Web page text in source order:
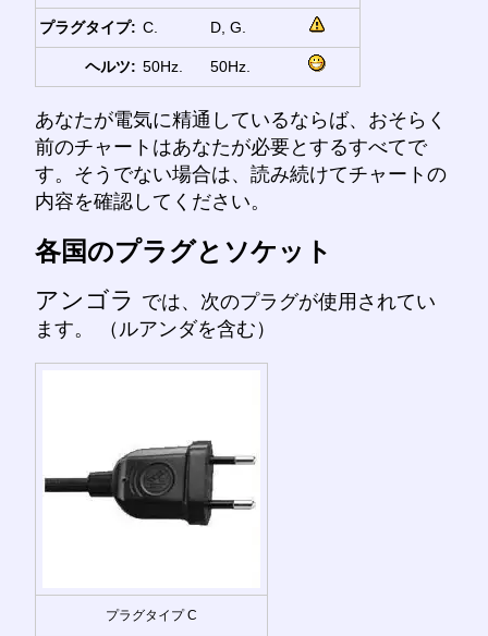
プラグタイプ: C. D, G.
ヘルツ: 50Hz. 50Hz.
あなたが電気に精通しているならば、おそらく
前のチャートはあなたが必要とするすべてで
す。そうでない場合は、読み続けてチャートの
内容を確認してください。
各国のプラグとソケット
アンゴラ では、次のプラグが使用されてい
ます。 （ルアンダを含む）
プラグタイプ C